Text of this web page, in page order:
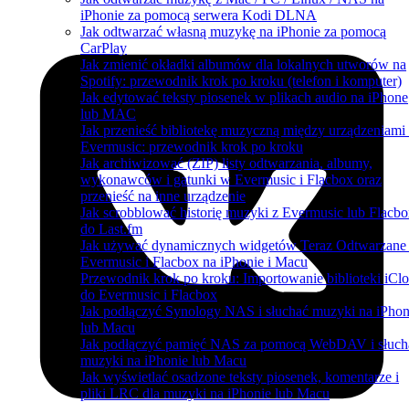
iPhonie za pomocą serwera Kodi DLNA
Jak odtwarzać własną muzykę na iPhonie za pomocą
CarPlay
Jak zmienić okładki albumów dla lokalnych utworów na
Spotify: przewodnik krok po kroku (telefon i komputer)
Jak edytować teksty piosenek w plikach audio na iPhone
lub MAC
Jak przenieść bibliotekę muzyczną między
Evermusic: przewodnik krok po kroku
Jak archiwizować (ZIP) listy odtwarzania, albumy,
wykonawców i gatunki w Evermusic i Flacbox oraz
przenieść na inne urządzenie
Jak scrobblować historię muzyki z Evermusic lub
do Last.fm
Jak używać dynamicznych widgetów Teraz
Evermusic i Flacbox na iPhonie i Macu
Przewodnik krok po kroku: Importowanie biblioteki
do Evermusic i Flacbox
Jak podłączyć Synology NAS i słuchać muzyki na
lub Macu
Jak podłączyć pamięć NAS za pomocą WebDAV i
muzyki na iPhonie lub Macu
Jak wyświetlać osadzone teksty piosenek, komentarze i
pliki LRC dla muzyki na iPhonie lub Macu